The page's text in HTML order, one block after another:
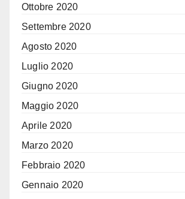
Ottobre 2020
Settembre 2020
Agosto 2020
Luglio 2020
Giugno 2020
Maggio 2020
Aprile 2020
Marzo 2020
Febbraio 2020
Gennaio 2020